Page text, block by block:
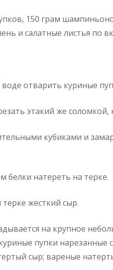
150 грам
и салатные листья по
воде отварить куриные
этакий же соломкой,
кубиками и
белки натереть на терке.
жесткий сыр.
на крупное
пупки нарезанные
сыр; вареные